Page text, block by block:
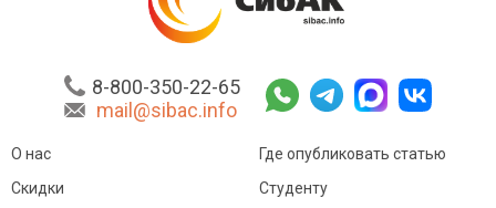
8-800-350-22-65
mail@sibac.info
О нас
Скидки
Где опубликовать статью
Студенту